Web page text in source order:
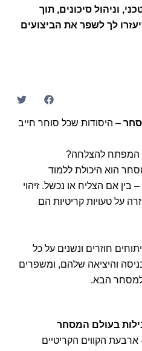
וניהול סיכונים, תוך
לך לשפר את הביצועים
– היסודות שכל סוחר חייב
המפתח להצלחה?
הוא היכולת ללמוד
בין אם הצליח או נכשל. זיהוי
על טעויות קריטיות הם
חוזרים ונשנים על כל
והיציאה שלהם, ומשפרים
הבא.